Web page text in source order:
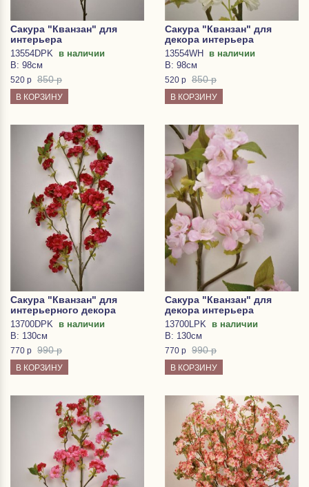
Сакура "Кванзан" для
интерьера
13554DPK
в наличии
В: 98см
520 р 850 р
В КОРЗИНУ
Сакура "Кванзан" для
декора интерьера
13554WH в наличии
В: 98см
520 р 850 р
В КОРЗИНУ
Сакура "Кванзан" для
интерьерного декора
13700DPK в наличии
В: 130см
770 р 990 р
В КОРЗИНУ
Сакура "Кванзан" для
декора интерьера
13700LPK в наличии
В: 130см
770 р 990 р
В КОРЗИНУ